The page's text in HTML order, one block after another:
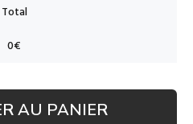
AU PANIER